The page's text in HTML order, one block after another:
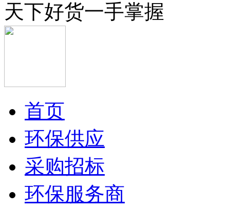
天下好货一手掌握
首页
环保供应
采购招标
环保服务商